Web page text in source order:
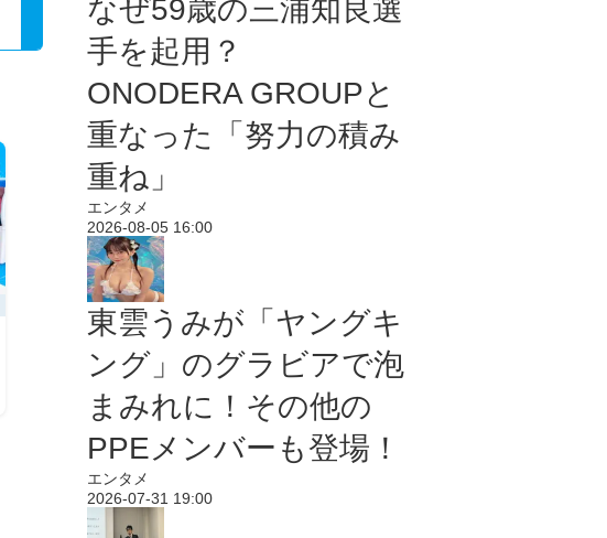
なぜ59歳の三浦知良選
手を起用？
ONODERA GROUPと
重なった「努力の積み
重ね」
エンタメ
2026-08-05 16:00
東雲うみが「ヤングキ
ング」のグラビアで泡
まみれに！その他の
PPEメンバーも登場！
エンタメ
2026-07-31 19:00